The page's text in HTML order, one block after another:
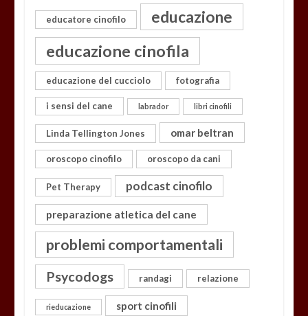
educatore cinofilo educazione
educazione cinofila
educazione del cucciolo fotografia
i sensi del cane labrador libri cinofili
Linda Tellington Jones omar beltran
oroscopo cinofilo oroscopo da cani
Pet Therapy podcast cinofilo
preparazione atletica del cane
problemi comportamentali
Psycodogs randagi relazione
rieducazione sport cinofili